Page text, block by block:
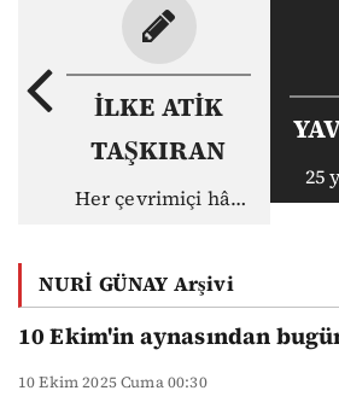
İLKE ATİK
TAŞKIRAN
Her çevrimiçi hâl,
25
NURİ GÜNAY Arşivi
10 Ekim'in aynasından
10 Ekim 2025 Cuma 00:30